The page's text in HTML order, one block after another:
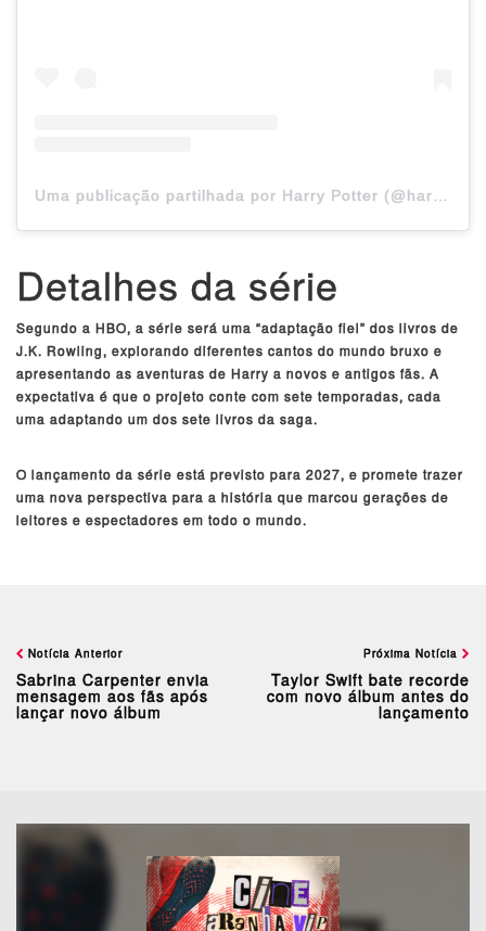
Uma publicação partilhada por Harry Potter (@harrypotter)
Detalhes da série
Segundo a HBO, a série será uma “adaptação fiel” dos livros de
J.K. Rowling, explorando diferentes cantos do mundo bruxo e
apresentando as aventuras de Harry a novos e antigos fãs. A
expectativa é que o projeto conte com sete temporadas, cada
uma adaptando um dos sete livros da saga.
O lançamento da série está previsto para 2027, e promete trazer
uma nova perspectiva para a história que marcou gerações de
leitores e espectadores em todo o mundo.
Notícia Anterior
Sabrina Carpenter envia
mensagem aos fãs após
lançar novo álbum
Próxima Notícia
Taylor Swift bate recorde
com novo álbum antes do
lançamento